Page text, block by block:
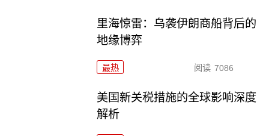
里海惊雷：乌袭伊朗商船背后的
地缘博弈
最热 阅读 7086
美国新关税措施的全球影响深度
解析